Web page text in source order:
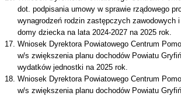
dot. podpisania umowy w sprawie rządowego
wynagrodzeń rodzin zastępczych zawodowych
domy dziecka na lata 2024-2027 na 2025 rok.
Wniosek Dyrektora Powiatowego Centrum
w/s zwiększenia planu dochodów Powiatu
wydatków jednostki na 2025 rok.
Wniosek Dyrektora Powiatowego Centrum
w/s zwiększenia planu dochodów Powiatu